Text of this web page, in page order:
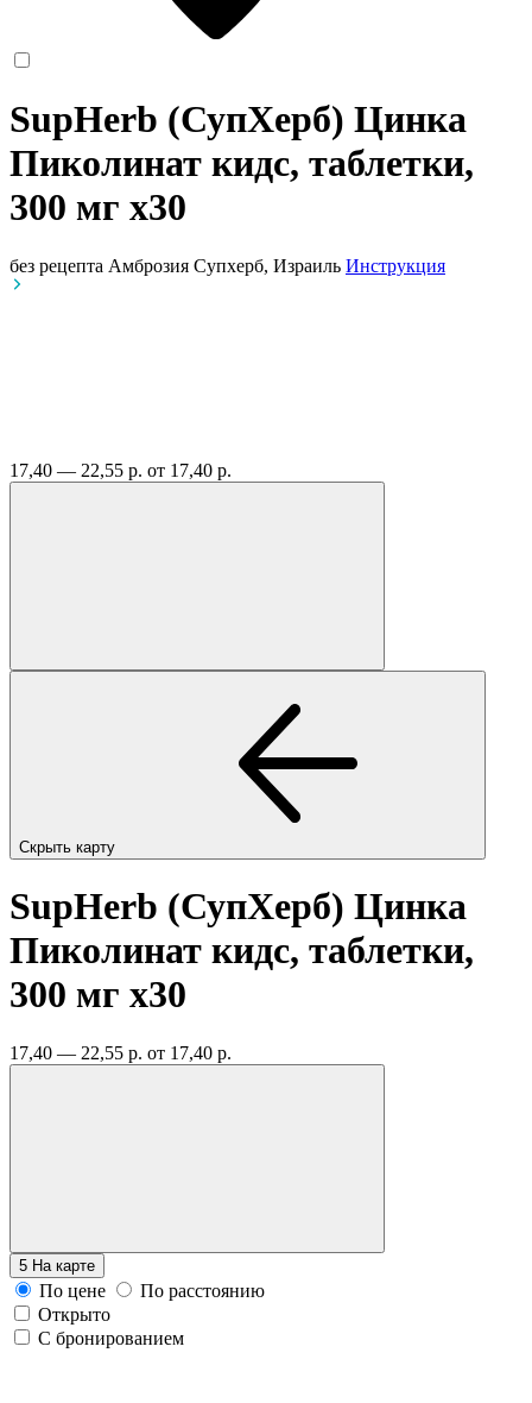
SupHerb (СупХерб) Цинка
Пиколинат кидс, таблетки,
300 мг x30
без рецепта Амброзия Супхерб, Израиль Инструкция
17,40 — 22,55 р. от 17,40 р.
Скрыть карту
SupHerb (СупХерб) Цинка
Пиколинат кидс, таблетки,
300 мг x30
17,40 — 22,55 р. от 17,40 р.
5 На карте
По цене
По расстоянию
Открыто
С бронированием